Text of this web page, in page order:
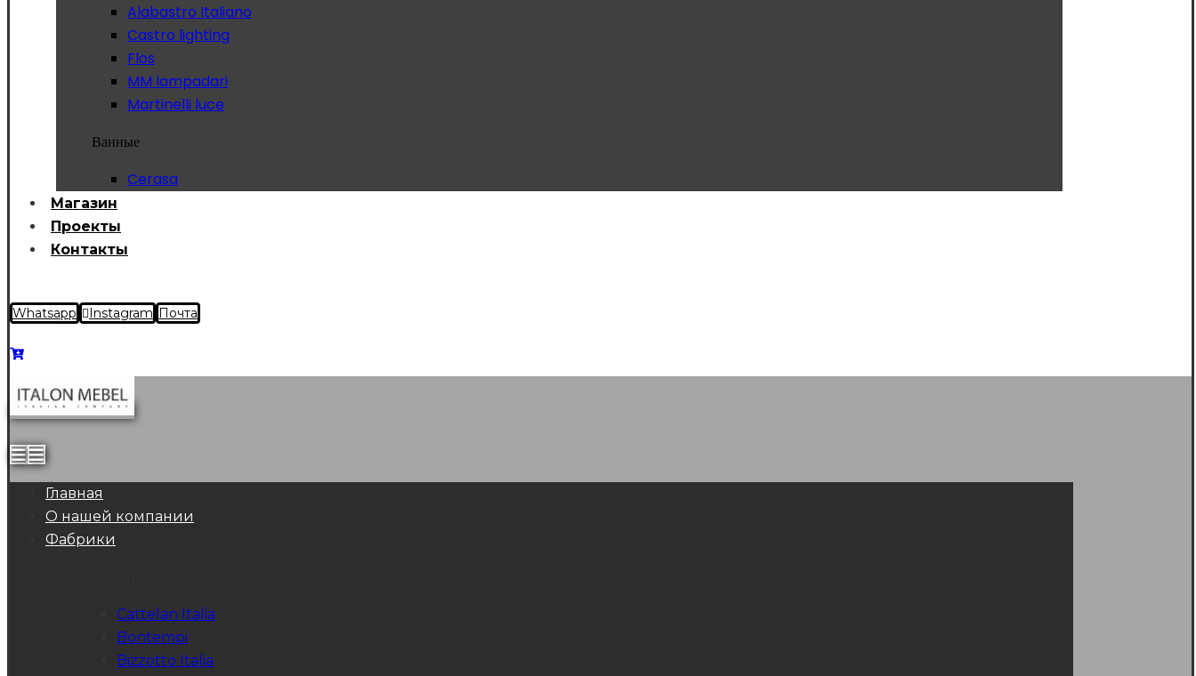
Alabastro Italiano
Castro lighting
Flos
MM lampadari
Martinelli luce
Ванные
Cerasa
Магазин
Проекты
Контакты
Whatsapp Instagram Почта
Главная
О нашей компании
Фабрики
Cattelan Italia
Bontempi
Bizzotto Italia